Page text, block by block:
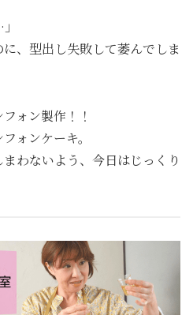
に、型出し失敗して萎んでしま
ォン製作！！
ォンケーキ。
わないよう、今日はじっくり